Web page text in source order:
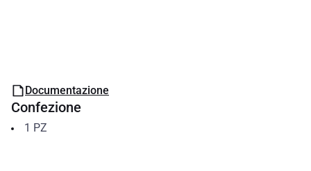
Documentazione
Confezione
1 PZ